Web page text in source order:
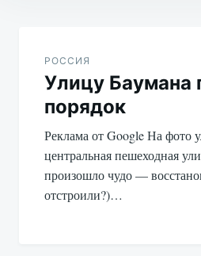
записям
РОССИЯ
Улицу Баумана
порядок
Реклама от Google На фото
центральная пешеходная
произошло чудо —
отстроили?)…